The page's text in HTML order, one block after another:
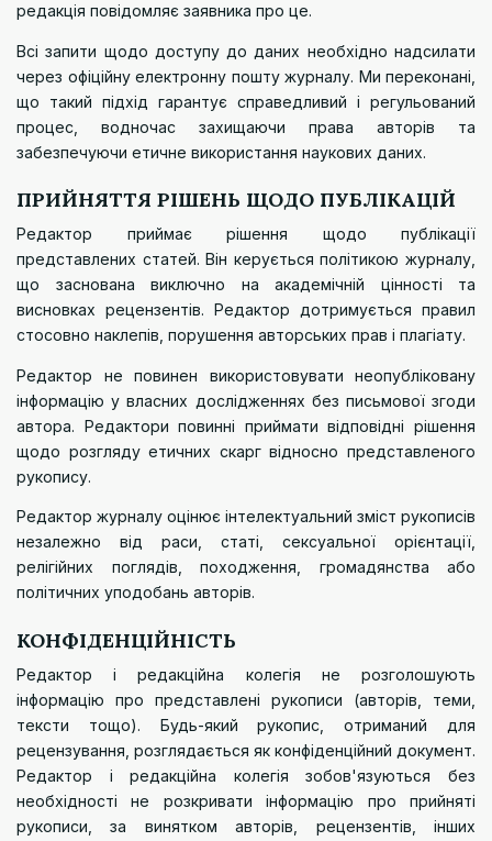
редакція повідомляє заявника про це.
Всі запити щодо доступу до даних необхідно надсилати
через офіційну електронну пошту журналу. Ми переконані,
що такий підхід гарантує справедливий і регульований
процес, водночас захищаючи права авторів та
забезпечуючи етичне використання наукових даних.
ПРИЙНЯТТЯ РІШЕНЬ ЩОДО ПУБЛІКАЦІЙ
Редактор приймає рішення щодо публікації
представлених статей. Він керується політикою журналу,
що заснована виключно на академічній цінності та
висновках рецензентів. Редактор дотримується правил
стосовно наклепів, порушення авторських прав і плагіату.
Редактор не повинен використовувати неопубліковану
інформацію у власних дослідженнях без письмової згоди
автора. Редактори повинні приймати відповідні рішення
щодо розгляду етичних скарг відносно представленого
рукопису.
Редактор журналу оцінює інтелектуальний зміст рукописів
незалежно від раси, статі, сексуальної орієнтації,
релігійних поглядів, походження, громадянства або
політичних уподобань авторів.
КОНФІДЕНЦІЙНІСТЬ
Редактор і редакційна колегія не розголошують
інформацію про представлені рукописи (авторів, теми,
тексти тощо). Будь-який рукопис, отриманий для
рецензування, розглядається як конфіденційний документ.
Редактор і редакційна колегія зобов'язуються без
необхідності не розкривати інформацію про прийняті
рукописи, за винятком авторів, рецензентів, інших